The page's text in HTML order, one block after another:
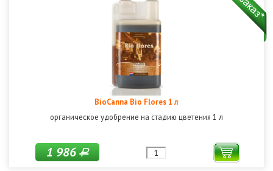
BioCanna Bio Flores 1 л
органическое удобрение на стадию цветения 1 л
1 986Р